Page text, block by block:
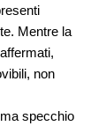
Mentre la
non
specchio